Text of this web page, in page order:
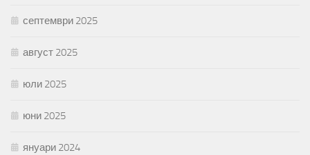
септември 2025
август 2025
юли 2025
юни 2025
януари 2024